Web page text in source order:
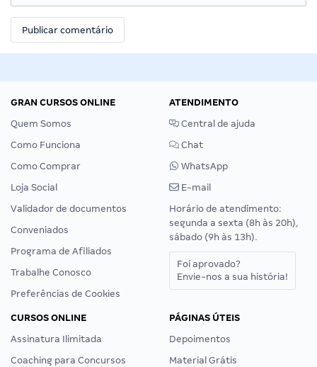
GRAN CURSOS ONLINE
Quem Somos
Como Funciona
Como Comprar
Loja Social
Validador de documentos
Conveniados
Programa de Afiliados
Trabalhe Conosco
Preferências de Cookies
ATENDIMENTO
Central de ajuda
Chat
WhatsApp
E-mail
Horário de atendimento:
segunda a sexta (8h às 20h),
sábado (9h às 13h).
Foi aprovado?
Envie-nos a sua história!
CURSOS ONLINE
Assinatura Ilimitada
Coaching para Concursos
PÁGINAS ÚTEIS
Depoimentos
Material Grátis